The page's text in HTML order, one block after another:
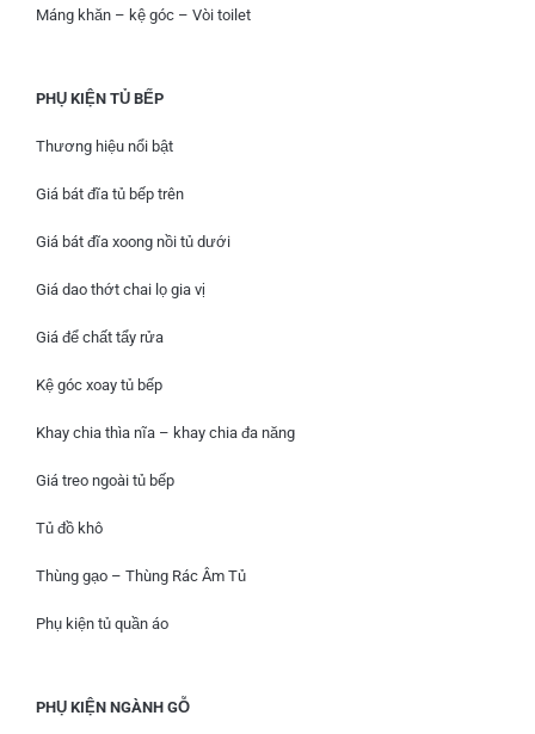
Máng khăn – kệ góc – Vòi toilet
PHỤ KIỆN TỦ BẾP
Thương hiệu nổi bật
Giá bát đĩa tủ bếp trên
Giá bát đĩa xoong nồi tủ dưới
Giá dao thớt chai lọ gia vị
Giá để chất tẩy rửa
Kệ góc xoay tủ bếp
Khay chia thìa nĩa – khay chia đa năng
Giá treo ngoài tủ bếp
Tủ đồ khô
Thùng gạo – Thùng Rác Âm Tủ
Phụ kiện tủ quần áo
PHỤ KIỆN NGÀNH GỖ